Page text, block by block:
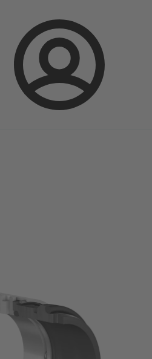
Login
5A